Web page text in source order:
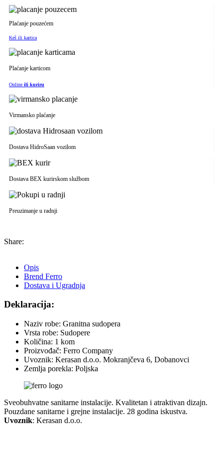
Plaćanje pouzećem
Keš ili kartica
Plaćanje karticom
Online ili kuriru
Virmansko plaćanje
Dostava HidroSaan vozilom
Dostava BEX kurirskom službom
Preuzimanje u radnji
Share:
Opis
Brend Ferro
Dostava i Ugradnja
Deklaracija:
Naziv robe: Granitna sudopera
Vrsta robe: Sudopere
Količina: 1 kom
Proizvođač: Ferro Company
Uvoznik: Kerasan d.o.o. Mokranjčeva 6, Dobanovci
Zemlja porekla: Poljska
Sveobuhvatne sanitarne instalacije. Kvalitetan i atraktivan dizajn.
Pouzdane sanitarne i grejne instalacije. 28 godina iskustva.
Uvoznik: Kerasan d.o.o.